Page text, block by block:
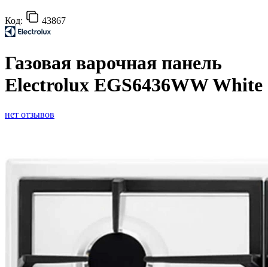
Код: 43867
Газовая варочная панель
Electrolux EGS6436WW White
нет отзывов